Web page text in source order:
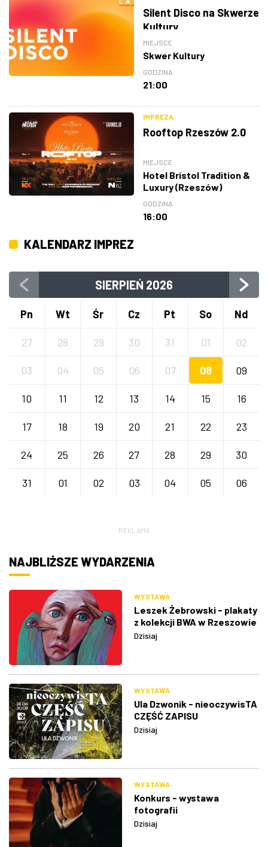
Silent Disco na Skwerze
Kultury
MIEJSCE
Skwer Kultury
GODZINA
21:00
IMPREZA
Rooftop Rzeszów 2.0
MIEJSCE
Hotel Bristol Tradition &
Luxury (Rzeszów)
GODZINA
16:00
KALENDARZ IMPREZ
SIERPIEŃ 2026
Pn Wt Śr Cz Pt So Nd
27 28 29 30 31 01 02
03 04 05 06 07 08 09
10 11 12 13 14 15 16
17 18 19 20 21 22 23
24 25 26 27 28 29 30
31 01 02 03 04 05 06
REKLAMA
NAJBLIŻSZE WYDARZENIA
WYSTAWA
Leszek Żebrowski - plakaty
z kolekcji BWA w Rzeszowie
Dzisiaj
WYSTAWA
Ula Dzwonik - nieoczywisTA
CZĘŚĆ ZAPISU
Dzisiaj
WYSTAWA
Konkurs - wystawa
fotografii
Dzisiaj